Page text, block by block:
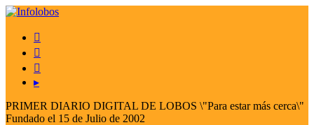



▸
PRIMER DIARIO DIGITAL DE LOBOS \"Para estar más cerca\"
Fundado el 15 de Julio de 2002